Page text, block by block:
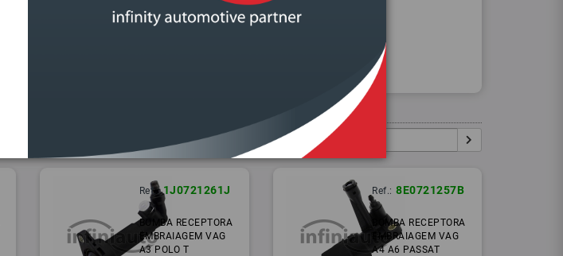
Pesquisar:
Ref.: 1J0721261J
BOMBA RECEPTORA
EMBRAIAGEM VAG
A3 POLO T
Ref.: 8E0721257B
BOMBA RECEPTORA
EMBRAIAGEM VAG
A4 A6 PASSAT